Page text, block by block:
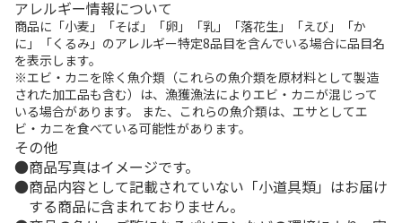
アレルギー情報について
商品に「小麦」「そば」「卵」「乳」「落花生」「えび」「か
に」「くるみ」のアレルギー特定8品目を含んでいる場合に品目名
を表示します。
※エビ・カニを除く魚介類（これらの魚介類を原材料として製造
された加工品も含む）は、漁獲漁法によりエビ・カニが混じって
いる場合があります。 また、これらの魚介類は、エサとしてエ
ビ・カニを食べている可能性があります。
その他
商品写真はイメージです。
商品内容として記載されていない「小道具類」はお届け
する商品に含まれておりません。